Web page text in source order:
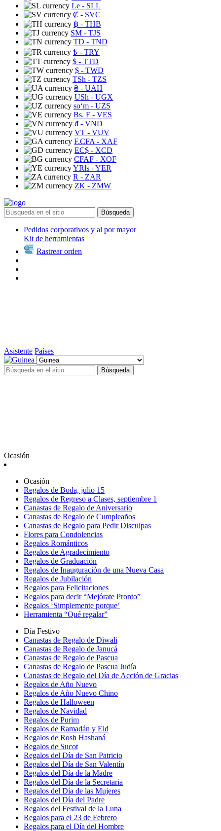
Le - SLL
₡ - SVC
฿ - THB
ЅМ - TJS
TD - TND
₺ - TRY
$ - TTD
$ - TWD
TSh - TZS
₴ - UAH
USh - UGX
soʻm - UZS
Bs. F - VES
₫ - VND
VT - VUV
F.CFA - XAF
EC$ - XCD
CFAF - XOF
YRls - YER
R - ZAR
ZK - ZMW
Búsqueda
Pedidos corporativos y al por mayor
Kit de herramientas
Rastrear orden
Asistente Países
Búsqueda
Ocasión
Ocasión
Regalos de Boda, julio 15
Regalos de Regreso a Clases, septiembre 1
Canastas de Regalo de Aniversario
Canastas de Regalo de Cumpleaños
Canastas de Regalo para Pedir Disculpas
Flores para Condolencias
Regalos Románticos
Regalos de Agradecimiento
Regalos de Graduación
Regalos de Inauguración de una Nueva Casa
Regalos de Jubilación
Regalos para Felicitaciones
Regalos para decir “Mejórate Pronto”
Regalos ‘Simplemente porque’
Herramienta “Qué regalar”
Día Festivo
Canastas de Regalo de Diwali
Canastas de Regalo de Janucá
Canastas de Regalo de Pascua
Canastas de Regalo de Pascua Judía
Canastas de Regalo del Día de Acción de Gracias
Regalos de Año Nuevo
Regalos de Año Nuevo Chino
Regalos de Halloween
Regalos de Navidad
Regalos de Purim
Regalos de Ramadán y Eid
Regalos de Rosh Hashaná
Regalos de Sucot
Regalos del Día de San Patricio
Regalos del Día de San Valentín
Regalos del Día de la Madre
Regalos del Día de la Secretaria
Regalos del Día de las Mujeres
Regalos del Día del Padre
Regalos del Festival de la Luna
Regalos para el 23 de Febrero
Regalos para el Día del Hombre